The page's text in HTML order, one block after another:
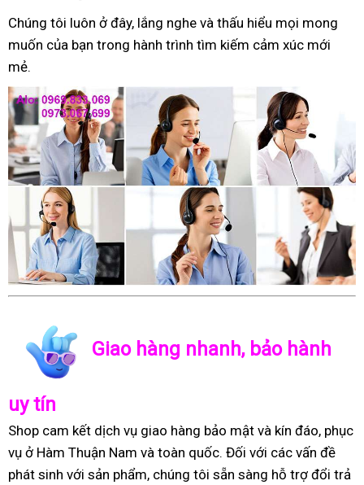
Chúng tôi luôn ở đây, lắng nghe và thấu hiểu mọi mong
muốn của bạn trong hành trình tìm kiếm cảm xúc mới
mẻ.
Giao hàng nhanh, bảo hành
uy tín
Shop cam kết dịch vụ giao hàng bảo mật và kín đáo, phục
vụ ở Hàm Thuận Nam và toàn quốc. Đối với các vấn đề
phát sinh với sản phẩm, chúng tôi sẵn sàng hỗ trợ đổi trả